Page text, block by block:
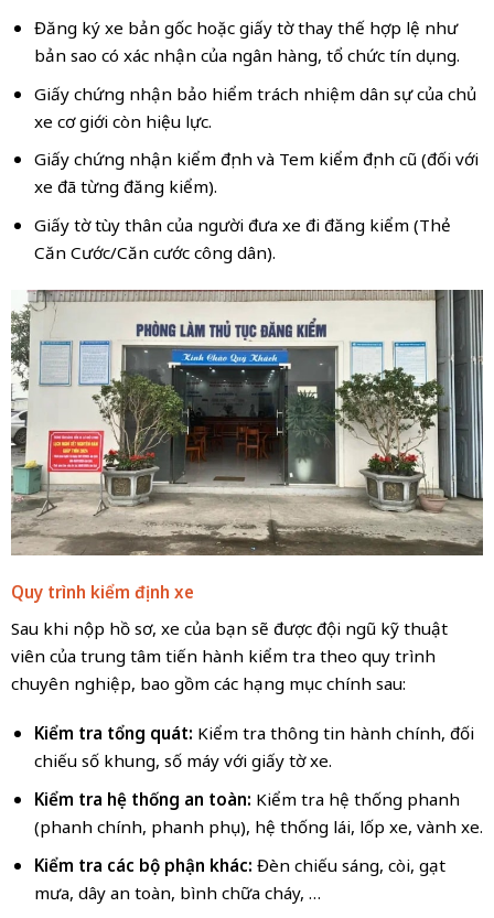
Đăng ký xe bản gốc hoặc giấy tờ thay thế hợp lệ như
bản sao có xác nhận của ngân hàng, tổ chức tín dụng.
Giấy chứng nhận bảo hiểm trách nhiệm dân sự của chủ
xe cơ giới còn hiệu lực.
Giấy chứng nhận kiểm định và Tem kiểm định cũ (đối với
xe đã từng đăng kiểm).
Giấy tờ tùy thân của người đưa xe đi đăng kiểm (Thẻ
Căn Cước/Căn cước công dân).
Quy trình kiểm định xe
Sau khi nộp hồ sơ, xe của bạn sẽ được đội ngũ kỹ thuật
viên của trung tâm tiến hành kiểm tra theo quy trình
chuyên nghiệp, bao gồm các hạng mục chính sau:
Kiểm tra tổng quát: Kiểm tra thông tin hành chính, đối
chiếu số khung, số máy với giấy tờ xe.
Kiểm tra hệ thống an toàn: Kiểm tra hệ thống phanh
(phanh chính, phanh phụ), hệ thống lái, lốp xe, vành xe.
Kiểm tra các bộ phận khác: Đèn chiếu sáng, còi, gạt
mưa, dây an toàn, bình chữa cháy, …